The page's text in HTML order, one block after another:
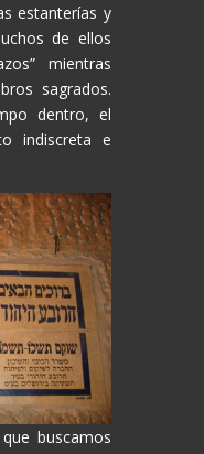
estanterías y
de ellos
mientras
sagrados.
dentro, el
indiscreta e
buscamos